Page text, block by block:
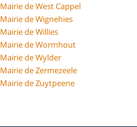
Mairie de West Cappel
Mairie de Wignehies
Mairie de Willies
Mairie de Wormhout
Mairie de Wylder
Mairie de Zermezeele
Mairie de Zuytpeene